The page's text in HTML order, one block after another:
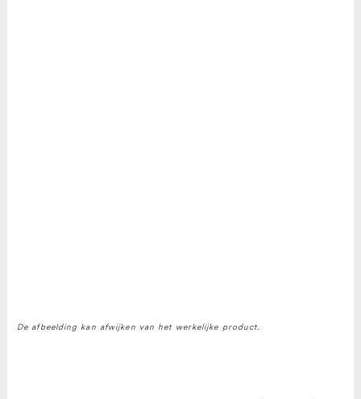
De afbeelding kan afwijken van het werkelijke product.